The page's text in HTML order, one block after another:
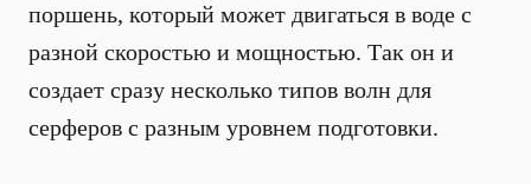
поршень, который может двигаться в воде с
разной скоростью и мощностью. Так он и
создает сразу несколько типов волн для
серферов с разным уровнем подготовки.